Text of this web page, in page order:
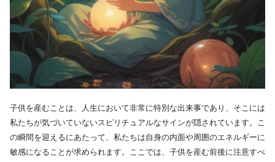
子供を産むことは、人生において非常に特別な出来事であり、そこには
私たちが気づいていないスピリチュアルなサインが隠されています。こ
の瞬間を迎えるにあたって、私たちは自身の内面や周囲のエネルギーに
敏感になることが求められます。ここでは、子供を産む前後に注意すべ